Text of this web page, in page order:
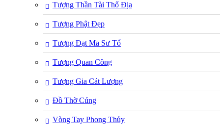
Tượng Thần Tài Thổ Địa
Tượng Phật Đẹp
Tượng Đạt Ma Sư Tổ
Tượng Quan Công
Tượng Gia Cát Lượng
Đồ Thờ Cúng
Vòng Tay Phong Thủy